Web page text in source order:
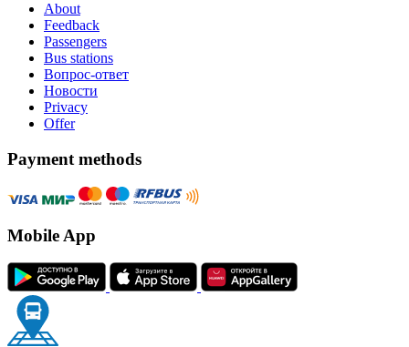
About
Feedback
Passengers
Bus stations
Вопрос-ответ
Новости
Privacy
Offer
Payment methods
Mobile App